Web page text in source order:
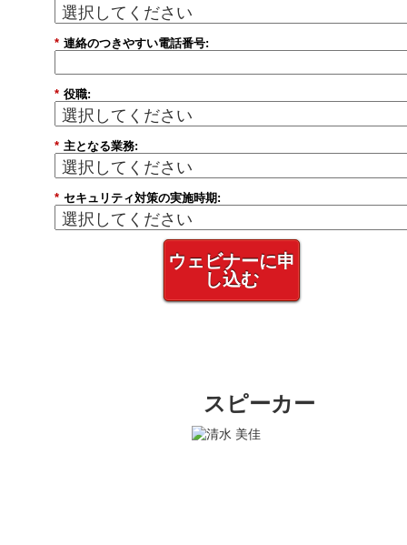
* 連絡のつきやすい電話番号:
* 役職:
* 主となる業務:
* セキュリティ対策の実施時期:
ウェビナーに申
し込む
スピーカー